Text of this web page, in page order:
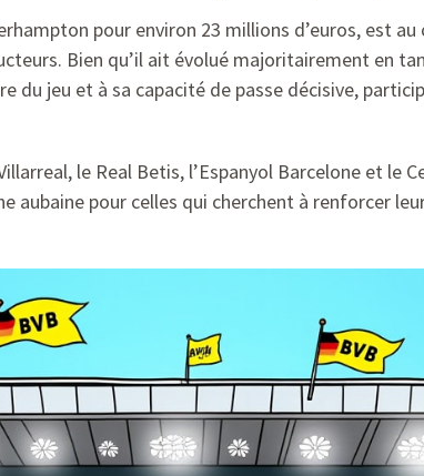
pour environ 23 millions d’euros, est
Bien qu’il ait évolué majoritairement en
du jeu et à sa capacité de passe décisive,
le Real Betis, l’Espanyol Barcelone et le
aubaine pour celles qui cherchent à renforcer